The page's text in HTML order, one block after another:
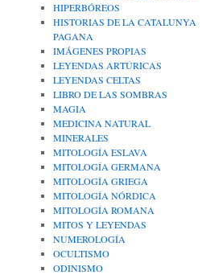
HIPERBÓREOS
HISTORIAS DE LA CATALUNYA
PAGANA
IMÁGENES PROPIAS
LEYENDAS ARTÚRICAS
LEYENDAS CELTAS
LIBRO DE LAS SOMBRAS
MAGIA
MEDICINA NATURAL
MINERALES
MITOLOGÍA ESLAVA
MITOLOGÍA GERMANA
MITOLOGÍA GRIEGA
MITOLOGÍA NÓRDICA
MITOLOGÍA ROMANA
MITOS Y LEYENDAS
NUMEROLOGÍA
OCULTISMO
ODINISMO